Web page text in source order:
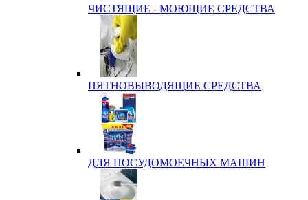
ЧИСТЯЩИЕ - МОЮЩИЕ СРЕДСТВА
ПЯТНОВЫВОДЯЩИЕ СРЕДСТВА
ДЛЯ ПОСУДОМОЕЧНЫХ МАШИН